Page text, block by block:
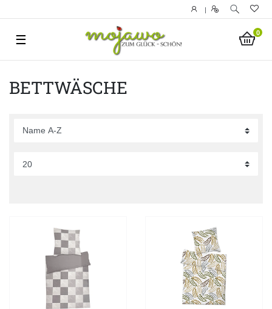
|
0
☰
BETTWÄSCHE